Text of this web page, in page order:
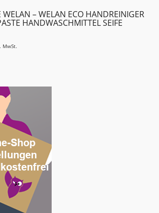
WELAN – WELAN ECO HANDREINIGER
HANDWASCHMITTEL SEIFE
MwSt.